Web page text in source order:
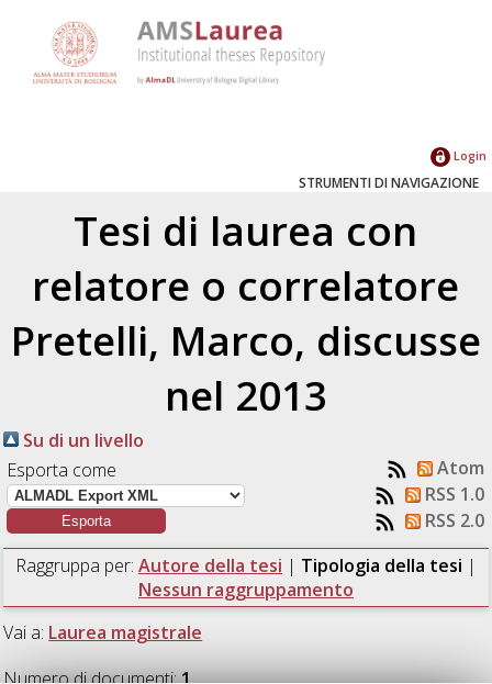
Login
STRUMENTI DI NAVIGAZIONE
Tesi di laurea con
relatore o correlatore
Pretelli, Marco, discusse
nel 2013
Su di un livello
Esporta come
Atom
RSS 1.0
RSS 2.0
Raggruppa per: Autore della tesi | Tipologia della tesi |
Nessun raggruppamento
Vai a: Laurea magistrale
Numero di documenti:1.